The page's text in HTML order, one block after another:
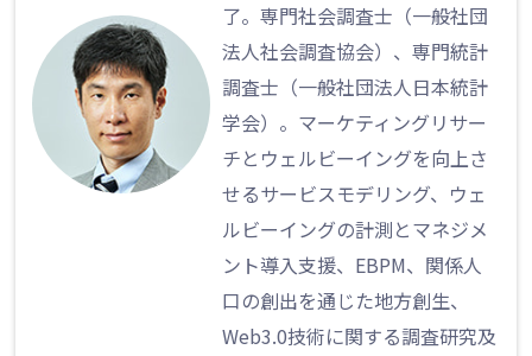
了。専門社会調査士（一般社団
法人社会調査協会）、専門統計
調査士（一般社団法人日本統計
学会）。マーケティングリサー
チとウェルビーイングを向上さ
せるサービスモデリング、ウェ
ルビーイングの計測とマネジメ
ント導入支援、EBPM、関係人
口の創出を通じた地方創生、
Web3.0技術に関する調査研究及